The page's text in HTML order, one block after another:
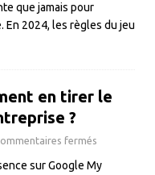
que jamais pour
En 2024, les règles du jeu
en tirer le
?
fermés
sur Google My